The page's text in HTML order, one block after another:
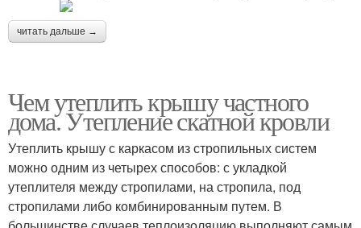
читать дальше →
Чем утеплить крышу частного
дома. Утепление скатной кровли
Утеплить крышу с каркасом из стропильных систем
можно одним из четырех способов: с укладкой
утеплителя между стропилами, на стропила, под
стропилами либо комбинированным путем. В